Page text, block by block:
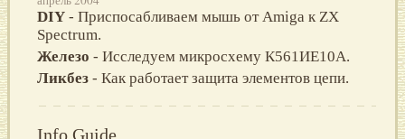
DIY - Приспосабливаем мышь от Amiga к ZX
Spectrum.
Железо - Исследуем микросхему К561ИЕ10A.
Ликбез - Как работает защита элементов цепи.
Info Guide